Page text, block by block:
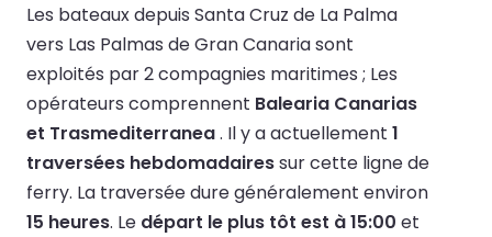
Les bateaux depuis Santa Cruz de La Palma
vers Las Palmas de Gran Canaria sont
exploités par 2 compagnies maritimes ; Les
opérateurs comprennent Balearia Canarias
et Trasmediterranea. Il y a actuellement 1
traversées hebdomadairessur cette ligne de
ferry. La traversée dure généralement environ
15 heures. Le départ le plus tôt est à 15:00 et